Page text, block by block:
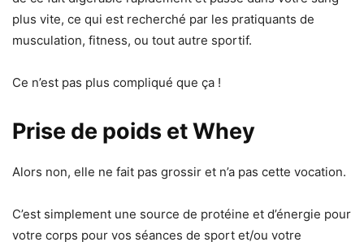
plus vite, ce qui est recherché par les pratiquants de
musculation, fitness, ou tout autre sportif.
Ce n’est pas plus compliqué que ça !
Prise de poids et Whey
Alors non, elle ne fait pas grossir et n’a pas cette vocation.
C’est simplement une source de protéine et d’énergie pour
votre corps pour vos séances de sport et/ou votre